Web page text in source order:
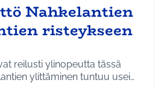
Nahkelantien
risteykseen
reilusti ylinopeutta tässä
ylittäminen tuntuu usei…